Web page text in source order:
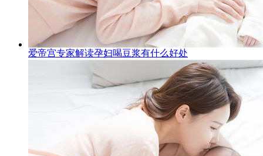
爱帝宫专家解读孕妇喝豆浆有什么好处